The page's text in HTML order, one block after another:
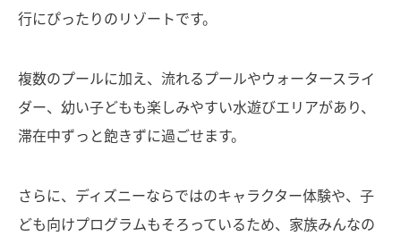
行にぴったりのリゾートです。
複数のプールに加え、流れるプールやウォータースライ
ダー、幼い子どもも楽しみやすい水遊びエリアがあり、
滞在中ずっと飽きずに過ごせます。
さらに、ディズニーならではのキャラクター体験や、子
ども向けプログラムもそろっているため、家族みんなの